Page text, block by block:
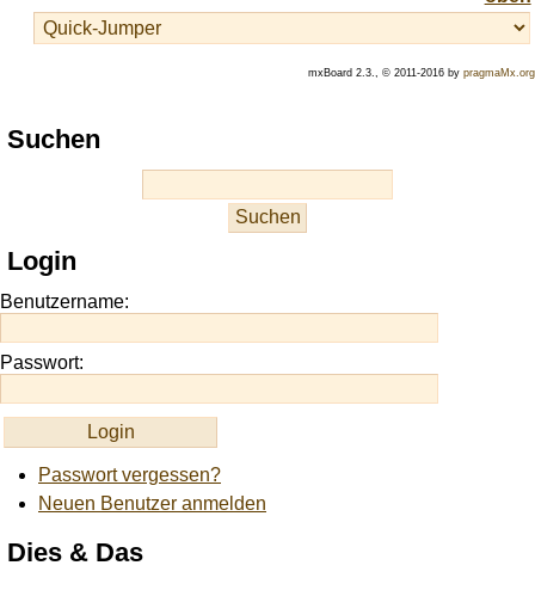
mxBoard 2.3., © 2011-2016 by pragmaMx.org
Play
best
site
https://onlineslots.money/
Suchen
Login
Benutzername:
Passwort:
Passwort vergessen?
Neuen Benutzer anmelden
Dies & Das